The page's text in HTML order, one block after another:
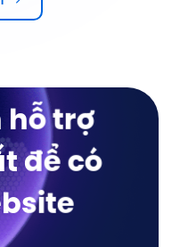
hỗ trợ
để có